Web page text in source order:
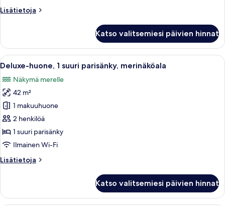
Lisätietoja
Lisätietoja
2
keskisuurta
parisänkyä
Katso valitsemiesi päivien hinnat
Avaa
kaikki
huonetyypin
Deluxe-
huone,
1
suuri
parisänky,
kuvat
Hotellihuone, jossa on suuri sänky,
6
Deluxe-huone, 1 suuri parisänky, merinäköala
Näkymä merelle
42 m²
1 makuuhuone
2 henkilöä
1 suuri parisänky
Ilmainen Wi-Fi
Lisätietoja
Lisätietoja
1
Katso valitsemiesi päivien hinnat